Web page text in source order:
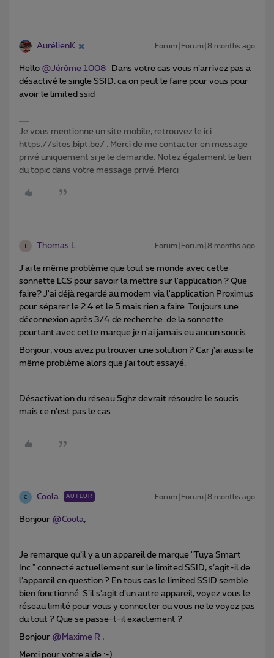
AurélienK Forum|Forum|8 months ago
Hello ​ @Jérôme 1008 Dans votre cas vous n’arrivez pas a
désactivé le single SSID. ca on peut le faire pour vous pour
avoir le limited ssid
Je vous mentionne un site mobile, retrouvez le ici
https://sites.bipt.be/ . Merci de me contacter en message
privé uniquement si je le demande. Notez également le lien
du topic dans votre message privé. Merci
Thomas L Forum|Forum|8 months ago
J'ai le même problème que tout se monde avec cette
sonnette LCS pour savoir la mettre sur l'application ? Que
faire? J'ai déjà regardé au modem via l'application Proximus
pour séparer le 2.4 et le 5 mais rien a faire. Toujours une
déconnexion après 3/4 de recherche..de la sonnette
pourtant avec cette marque je n'ai jamais eu aucun soucis
Bonjour, vous avez pu trouver une solution ? Car j'ai aussi le
même problème alors que j'ai tout essayé.
Désactivation du réseau 5ghz devrait résoudre le soucis
mais ce n'est pas le cas
C Coola AUTEUR Forum|Forum|8 months ago
Bonjour ​ @Coola,
Je remarque qu’il y a un appareil de marque "Tuya Smart
Inc." connecté actuellement sur le limited SSID, s’agit-il de
l’appareil en question ? En tous cas le limited SSID semble
bien fonctionné. S’il s’agit d’un autre appareil, voyez vous le
réseau limité pour vous y connecter ou vous ne le voyez pas
du tout ? Que se passe-t-il exactement ?
Bonjour ​ @Maxime R ,
Merci pour votre aide :-).